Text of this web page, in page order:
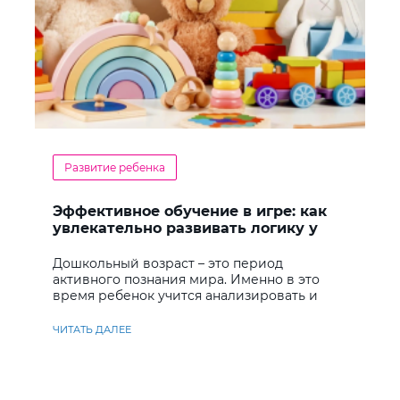
Развитие ребенка
Эффективное обучение в игре: как
увлекательно развивать логику у
Дошкольный возраст – это период
активного познания мира. Именно в это
время ребенок учится анализировать и
ЧИТАТЬ ДАЛЕЕ